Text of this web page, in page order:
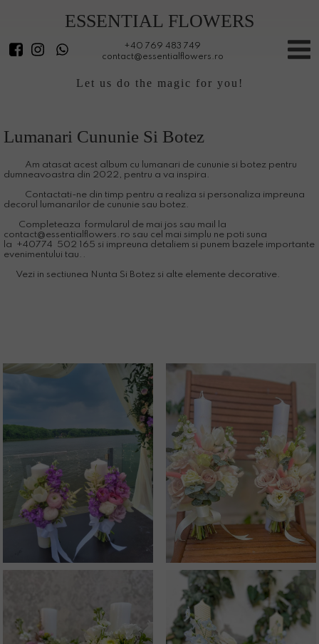
Let us do the magic for you!
+40 769 483 749
contact@essentialflowers.ro
ESSENTIAL FLOWERS
Am atasat acest album cu lumanari de cununie si botez pentru
dumneavoastra din 2022, pentru a va inspira.
Contactati-ne din timp pentru a realiza si personaliza impreuna
decorul lumanarilor de cununie sau botez.
Completeaza formularul de mai jos sau mail la
contact@essentialflowers.ro sau cel mai simplu ne poti suna
la +40774 502 165 si impreuna detaliem si punem bazele importante
evenimentului tau..
Vezi in sectiunea Nunta Si Botez si alte elemente decorative.
Lumanari Cununie Si Botez